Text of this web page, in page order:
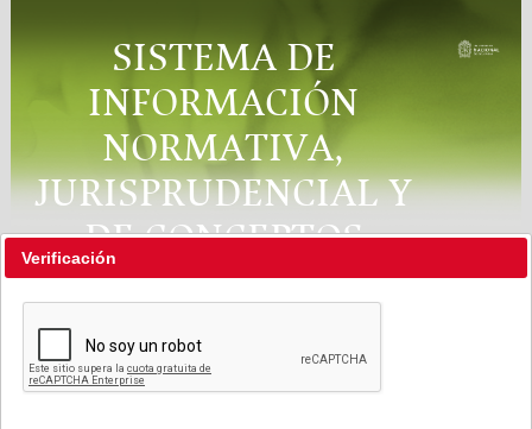
SISTEMA DE
INFORMACIÓN
NORMATIVA,
JURISPRUDENCIAL Y
DE CONCEPTOS
"RÉGIMEN LEGAL"
Verificación